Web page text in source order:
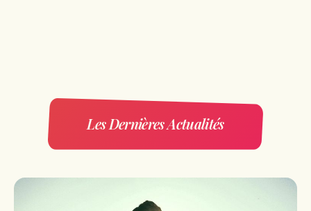
Les Dernières Actualités